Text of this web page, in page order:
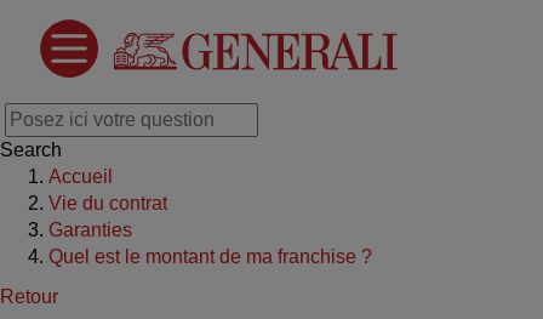
Search
Accueil
Vie du contrat
Garanties
Quel est le montant de ma franchise ?
Retour